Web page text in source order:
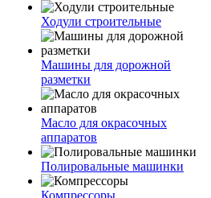
Ходули строительные
Машины для дорожной
разметки
Масло для окрасочных
аппаратов
Полировальные машинки
Компрессоры